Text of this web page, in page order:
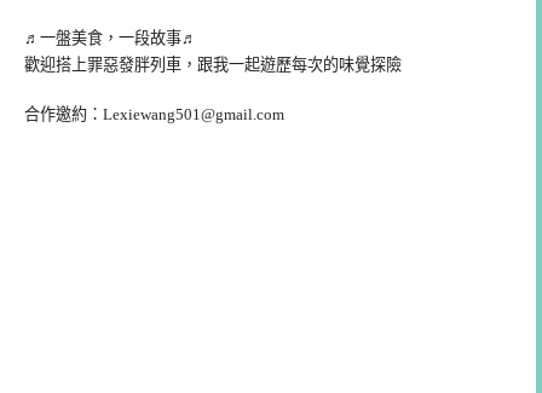
♬一盤美食，一段故事♬
歡迎搭上罪惡發胖列車，跟我一起遊歷每次的味覺探險
合作邀約： Lexiewang501@gmail.com